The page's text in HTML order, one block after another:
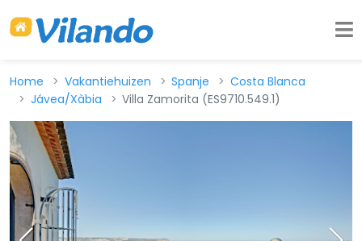
Home Vakantiehuizen Spanje
Costa Blanca
Jávea/Xàbia
Villa Zamorita (ES9710.549.1)